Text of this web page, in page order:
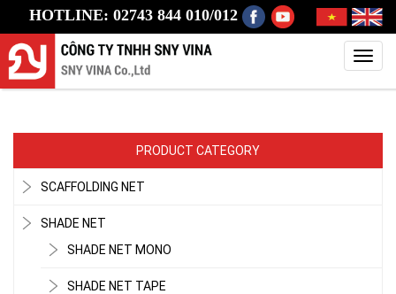
HOTLINE: 02743 844 010/012
PRODUCT CATEGORY
SCAFFOLDING NET
SHADE NET
SHADE NET MONO
SHADE NET TAPE